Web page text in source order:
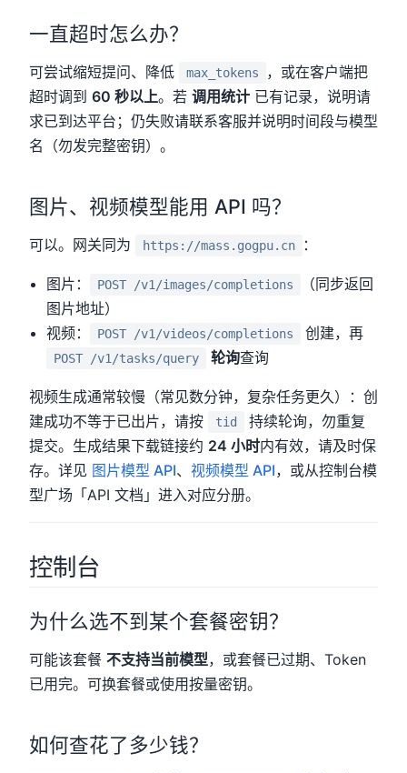
一直超时怎么办？
可尝试缩短提问、降低 max_tokens
，或在客户端把
超时调到 60 秒以上。若 调用统计 已有记录，说明请
求已到达平台；仍失败请联系客服并说明时间段与模型
名（勿发完整密钥）。
图片、视频模型能用 API 吗？
可以。网关同为 https://mass.gogpu.cn ：
图片： POST /v1/images/completions
（同步返回
图片地址）
视频：
POST /v1/videos/completions 创建，再
POST /v1/tasks/query 轮询查询
视频生成通常较慢（常见数分钟，复杂任务更久）：创
建成功不等于已出片，请按
tid
持续轮询，勿重复
提交。生成结果下载链接约 24 小时内有效，请及时保
存。详见 图片模型 API、 视频模型 API，或从控制台模
型广场「API 文档」进入对应分册。
控制台
为什么选不到某个套餐密钥？
可能该套餐 不支持当前模型，或套餐已过期、Token
已用完。可换套餐或使用按量密钥。
如何查花了多少钱？